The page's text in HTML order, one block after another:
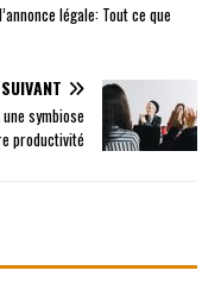
légale: Tout ce que
SUIVANT
symbiose
productivité